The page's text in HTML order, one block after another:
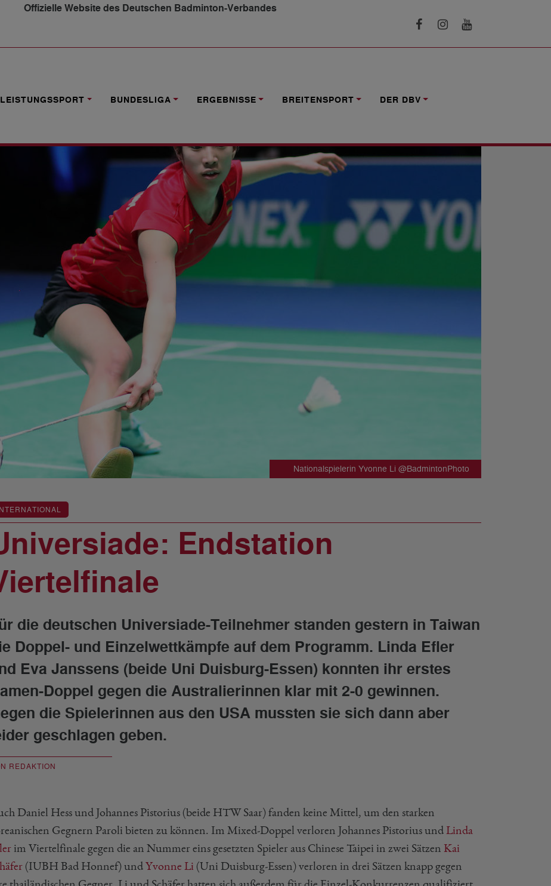
Offizielle Website des Deutschen Badminton-Verbandes
LEISTUNGSSPORT BUNDESLIGA ERGEBNISSE BREITENSPORT DER DBV
Nationalspielerin Yvonne Li @BadmintonPhoto
Endstation
die deutschen Universiade-Teilnehmer standen gestern in Taiwan
Doppel- und Einzelwettkämpfe auf dem Programm. Linda Efler
Eva Janssens (beide Uni Duisburg-Essen) konnten ihr erstes
Doppel gegen die Australierinnen klar mit 2-0 gewinnen.
die Spielerinnen aus den USA mussten sie sich dann aber
geschlagen geben.
REDAKTION
Daniel Hess und Johannes Pistorius (beide HTW Saar) fanden keine Mittel, um den starken
Gegnern Paroli bieten zu können. Im Mixed-Doppel verloren Johannes Pistorius und Linda
im Viertelfinale gegen die an Nummer eins gesetzten Spieler aus Chinese Taipei in zwei Sätzen Kai
(IUBH Bad Honnef) und Yvonne Li (Uni Duisburg-Essen) verloren in drei Sätzen knapp gegen